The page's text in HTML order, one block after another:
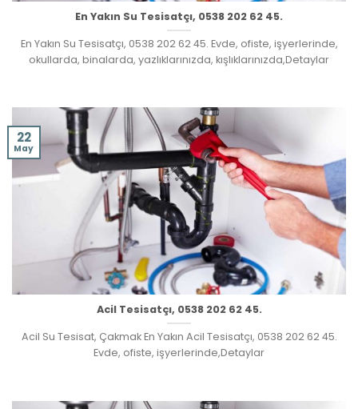
En Yakın Su Tesisatçı, 0538 202 62 45.
En Yakın Su Tesisatçı, 0538 202 62 45. Evde, ofiste, işyerlerinde,
okullarda, binalarda, yazlıklarınızda, kışlıklarınızda,Detaylar
Acil Tesisatçı, 0538 202 62 45.
Acil Su Tesisat, Çakmak En Yakın Acil Tesisatçı, 0538 202 62 45.
Evde, ofiste, işyerlerinde,Detaylar
22
May